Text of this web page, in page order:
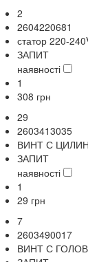
2
2604220681
статор 220-
ЗАПИТ
наявності
1
308 грн
29
2603413035
ВИНТ С
ЗАПИТ
наявності
1
29 грн
7
2603490017
ВИНТ С